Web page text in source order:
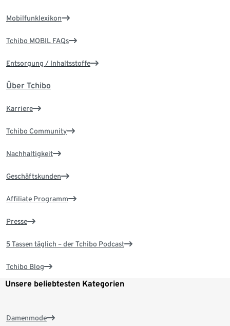
Mobilfunklexikon
Tchibo MOBIL FAQs
Entsorgung / Inhaltsstoffe
Über Tchibo
Karriere
Tchibo Community
Nachhaltigkeit
Geschäftskunden
Affiliate Programm
Presse
5 Tassen täglich – der Tchibo Podcast
Tchibo Blog
Unsere beliebtesten Kategorien
Damenmode